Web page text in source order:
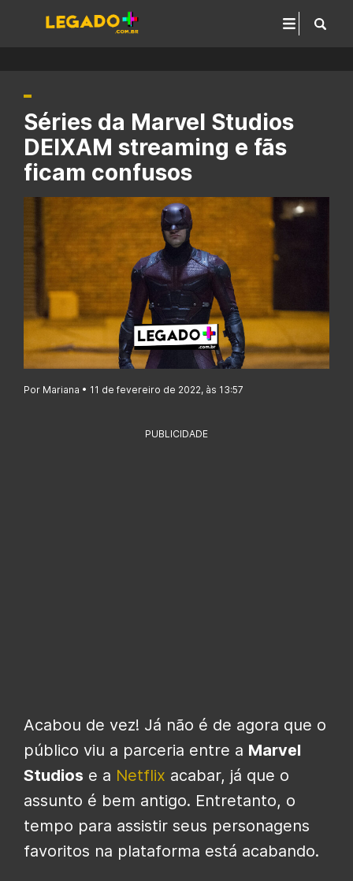
Séries da Marvel Studios
DEIXAM streaming e fãs
ficam confusos
Por Mariana • 11 de fevereiro de 2022, às 13:57
PUBLICIDADE
Acabou de vez! Já não é de agora que o
público viu a parceria entre a Marvel
Studios e a Netflix acabar, já que o
assunto é bem antigo. Entretanto, o
tempo para assistir seus personagens
favoritos na plataforma está acabando.